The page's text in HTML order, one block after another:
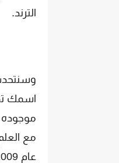
الترند.
اسمك
موجوده
مع
عام 2009.